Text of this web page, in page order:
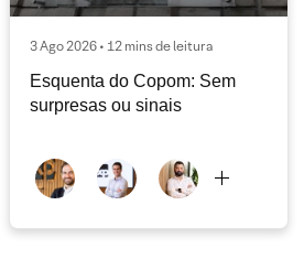
3 Ago 2026 • 12 mins de leitura
Esquenta do Copom: Sem
surpresas ou sinais